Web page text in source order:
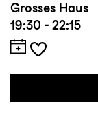
Grosses Haus
19:30 - 22:15